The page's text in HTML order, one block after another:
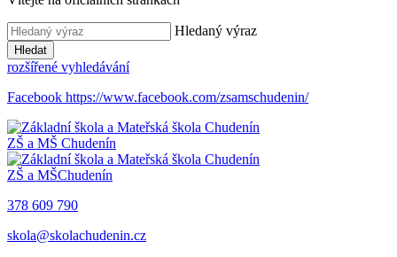
Hledaný výraz
Hledat
rozšířené vyhledávání
Facebook https://www.facebook.com/zsamschudenin/
ZŠ a MŠ Chudenín
ZŠ a MŠChudenín
378 609 790
skola@skolachudenin.cz